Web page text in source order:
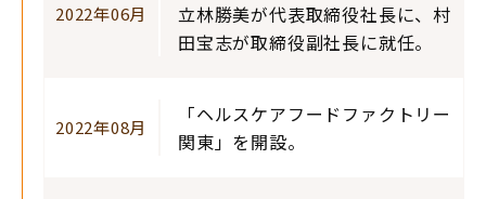
2022年06月
立林勝美が代表取締役社長に、村
田宝志が取締役副社長に就任。
2022年08月
「ヘルスケアフードファクトリー
関東」を開設。